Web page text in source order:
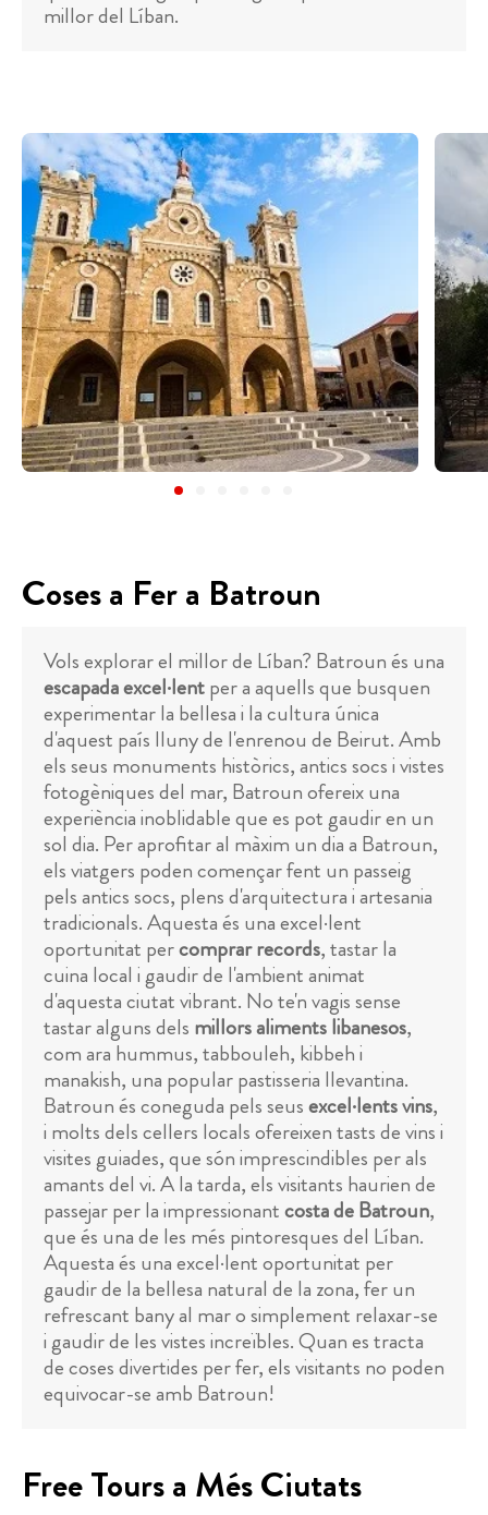
millor del Líban.
Coses a Fer a Batroun
Vols explorar el millor de Líban? Batroun és una
escapada excel·lentper a aquells que busquen
experimentar la bellesa i la cultura única
d'aquest país lluny de l'enrenou de Beirut. Amb
els seus monuments històrics, antics socs i vistes
fotogèniques del mar, Batroun ofereix una
experiència inoblidable que es pot gaudir en un
sol dia. Per aprofitar al màxim un dia a Batroun,
els viatgers poden començar fent un passeig
pels antics socs, plens d'arquitectura i artesania
tradicionals. Aquesta és una excel·lent
oportunitat percomprar records, tastar la
cuina local i gaudir de l'ambient animat
d'aquesta ciutat vibrant. No te'n vagis sense
tastar alguns dels millors aliments libanesos,
com ara hummus, tabbouleh, kibbeh i
manakish, una popular pastisseria llevantina.
Batroun és coneguda pels seusexcel·lents vins,
i molts dels cellers locals ofereixen tasts de vins i
visites guiades, que són imprescindibles per als
amants del vi. A la tarda, els visitants haurien de
passejar per la impressionantcosta de Batroun,
que és una de les més pintoresques del Líban.
Aquesta és una excel·lent oportunitat per
gaudir de la bellesa natural de la zona, fer un
refrescant bany al mar o simplement relaxar-se
i gaudir de les vistes increïbles. Quan es tracta
de coses divertides per fer, els visitants no poden
equivocar-se amb Batroun!
Free Tours a Més Ciutats